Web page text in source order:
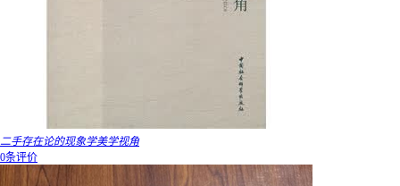
二手存在论的现象学美学视角
0条评价